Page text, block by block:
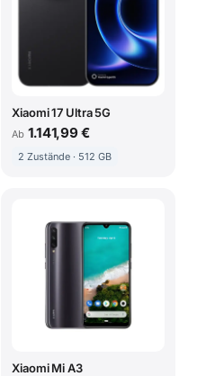
Xiaomi 17 Ultra 5G
Ab 1.141,99 €
2 Zustände · 512 GB
Xiaomi Mi A3